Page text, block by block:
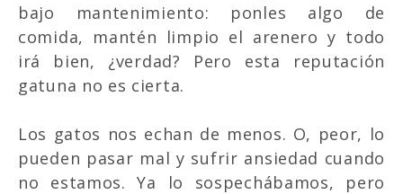
bajo mantenimiento: ponles algo de
comida, mantén limpio el arenero y todo
irá bien, ¿verdad? Pero esta reputación
gatuna no es cierta.
Los gatos nos echan de menos. O, peor, lo
pueden pasar mal y sufrir ansiedad cuando
no estamos. Ya lo sospechábamos, pero